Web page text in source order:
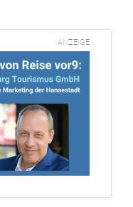
ANZEIGE